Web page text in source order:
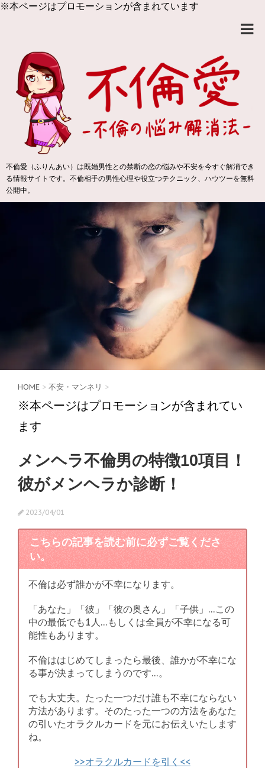
※本ページはプロモーションが含まれています
不倫愛（ふりんあい）は既婚男性との禁断の恋の悩みや不安を今すぐ解消でき
る情報サイトです。不倫相手の男性心理や役立つテクニック、ハウツーを無料
公開中。
HOME > 不安・マンネリ >
※本ページはプロモーションが含まれてい
ます
メンヘラ不倫男の特徴10項目！
彼がメンヘラか診断！
2023/04/01
こちらの記事を読む前に必ずご覧くださ
い。
不倫は必ず誰かが不幸になります。
「あなた」「彼」「彼の奥さん」「子供」…この
中の最低でも1人…もしくは全員が不幸になる可
能性もあります。
不倫ははじめてしまったら最後、誰かが不幸にな
る事が決まってしまうのです…。
でも大丈夫。たった一つだけ誰も不幸にならない
方法があります。そのたった一つの方法をあなた
の引いたオラクルカードを元にお伝えいたします
ね。
>>オラクルカードを引く<<